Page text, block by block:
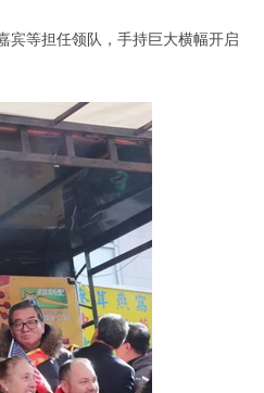
宾等担任领队，手持巨大横幅开启